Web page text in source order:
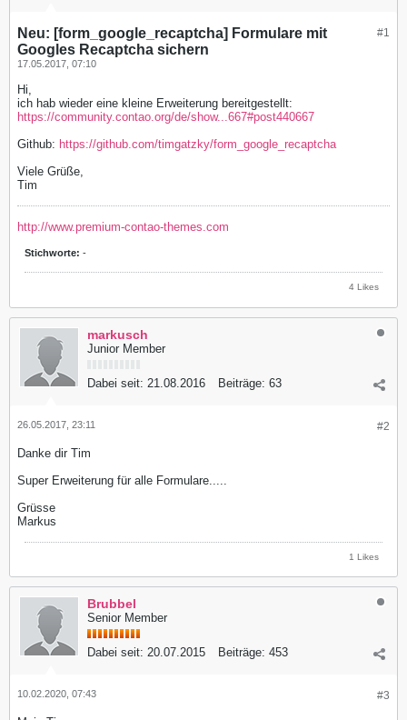
#1
Neu: [form_google_recaptcha] Formulare mit
Googles Recaptcha sichern
17.05.2017, 07:10
Hi,
ich hab wieder eine kleine Erweiterung bereitgestellt:
https://community.contao.org/de/show...667#post440667
Github: https://github.com/timgatzky/form_google_recaptcha
Viele Grüße,
Tim
http://www.premium-contao-themes.com
Stichworte: -
4 Likes
markusch
Junior Member
Dabei seit: 21.08.2016 Beiträge: 63
#2
26.05.2017, 23:11
Danke dir Tim
Super Erweiterung für alle Formulare.....
Grüsse
Markus
1 Likes
Brubbel
Senior Member
Dabei seit: 20.07.2015 Beiträge: 453
#3
10.02.2020, 07:43